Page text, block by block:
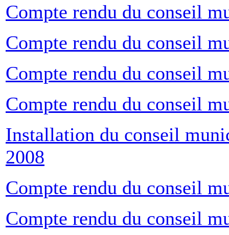
Compte rendu du conseil
Compte rendu du conseil
Compte rendu du conseil
Compte rendu du conseil
Installation du conseil
2008
Compte rendu du conseil
Compte rendu du conseil